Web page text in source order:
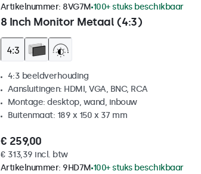
8 Inch Monitor Metaal (4:3)
Artikelnummer: 8VG7M 100+ stuks beschikbaar
4:3 beeldverhouding
Aansluitingen: HDMI, VGA, BNC, RCA
Montage: desktop, wand, inbouw
Buitenmaat: 189 x 150 x 37 mm
€ 259,00
€ 313,39 incl. btw
Artikelnummer: 9HD7M 100+ stuks beschikbaar